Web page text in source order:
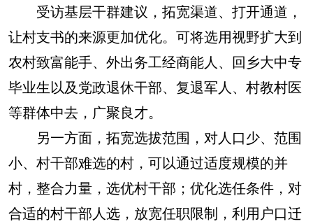
受访基层干群建议，拓宽渠道、打开通道，
让村支书的来源更加优化。可将选用视野扩大到
农村致富能手、外出务工经商能人、回乡大中专
毕业生以及党政退休干部、复退军人、村教村医
等群体中去，广聚良才。
另一方面，拓宽选拔范围，对人口少、范围
小、村干部难选的村，可以通过适度规模的并
村，整合力量，选优村干部；优化选任条件，对
合适的村干部人选，放宽任职限制，利用户口迁